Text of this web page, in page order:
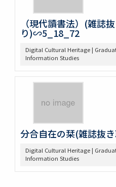
（現代讀書法）(雑誌
り)∽5_18_72
Digital Cultural Heritage |
Information Studies
分合自在の栞(雑誌抜
Digital Cultural Heritage |
Information Studies